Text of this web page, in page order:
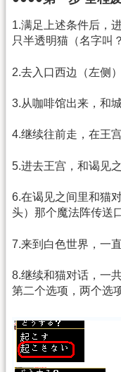
1.满足上述条件后，
只半透明猫（名字叫
2.去入口西边（左侧
3.从咖啡馆出来，和
4.继续往前走，在王
5.进去王宫，和谒见
6.在谒见之间里和猫
头）那个魔法阵传送
7.来到白色世界，一
8.继续和猫对话，一
第二个选项，两个选